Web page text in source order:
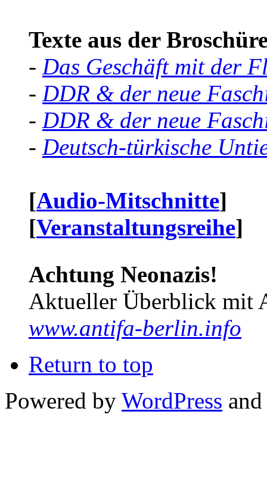
Texte aus der
- Das Geschäft mit der
- DDR & der neue
- DDR & der neue
- Deutsch-türkische
[Audio-Mitschnitte]
[Veranstaltungsreihe]
Achtung Neonazis!
Aktueller Überblick mit
www.antifa-berlin.info
Return to top
Powered by WordPress